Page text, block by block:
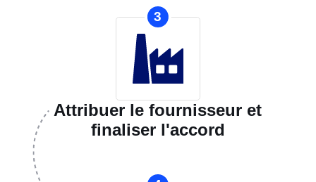
3
Attribuer le fournisseur et
finaliser l'accord